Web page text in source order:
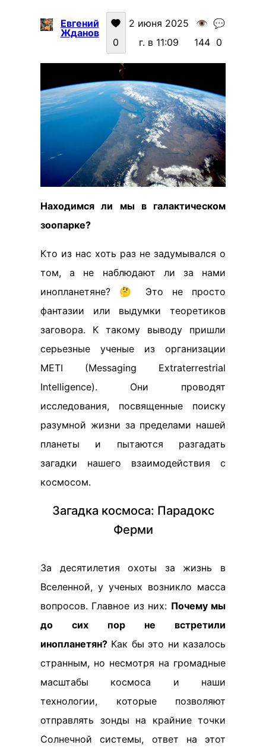
Евгений
Жданов
0
2 июня 2025
г. в 11:09
👁️
144
💬
0
Находимся ли мы в галактическом
зоопарке?
Кто из нас хоть раз не задумывался о
том, а не наблюдают ли за нами
инопланетяне? 🤔 Это не просто
фантазии или выдумки теоретиков
заговора. К такому выводу пришли
серьезные ученые из организации
METI (Messaging Extraterrestrial
Intelligence). Они проводят
исследования, посвященные поиску
разумной жизни за пределами нашей
планеты и пытаются разгадать
загадки нашего взаимодействия с
космосом.
Загадка космоса: Парадокс
Ферми
За десятилетия охоты за жизнь в
Вселенной, у ученых возникло масса
вопросов. Главное из них: Почему мы
до сих пор не встретили
инопланетян? Как бы это ни казалось
странным, но несмотря на громадные
масштабы космоса и наши
технологии, которые позволяют
отправлять зонды на крайние точки
Солнечной системы, ответ на этот